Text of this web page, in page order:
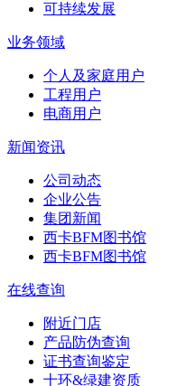
可持续发展
业务领域
个人及家庭用户
工程用户
电商用户
新闻资讯
公司动态
企业公告
集团新闻
西卡BFM图书馆
西卡BFM图书馆
在线查询
附近门店
产品防伪查询
证书查询鉴定
十环&绿建资质